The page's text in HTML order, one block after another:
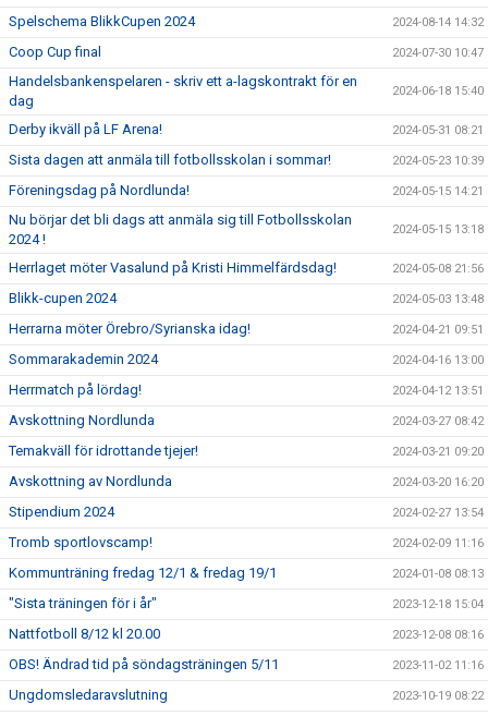
Spelschema BlikkCupen 2024 2024-08-14 14:32
Coop Cup final 2024-07-30 10:47
Handelsbankenspelaren - skriv ett a-lagskontrakt för en
dag
2024-06-18 15:40
Derby ikväll på LF Arena! 2024-05-31 08:21
Sista dagen att anmäla till fotbollsskolan i sommar! 2024-05-23 10:39
Föreningsdag på Nordlunda! 2024-05-15 14:21
Nu börjar det bli dags att anmäla sig till Fotbollsskolan
2024 !
2024-05-15 13:18
Herrlaget möter Vasalund på Kristi Himmelfärdsdag! 2024-05-08 21:56
Blikk-cupen 2024 2024-05-03 13:48
Herrarna möter Örebro/Syrianska idag! 2024-04-21 09:51
Sommarakademin 2024 2024-04-16 13:00
Herrmatch på lördag! 2024-04-12 13:51
Avskottning Nordlunda 2024-03-27 08:42
Temakväll för idrottande tjejer! 2024-03-21 09:20
Avskottning av Nordlunda 2024-03-20 16:20
Stipendium 2024 2024-02-27 13:54
Tromb sportlovscamp! 2024-02-09 11:16
Kommunträning fredag 12/1 & fredag 19/1 2024-01-08 08:13
"Sista träningen för i år" 2023-12-18 15:04
Nattfotboll 8/12 kl 20.00 2023-12-08 08:16
OBS! Ändrad tid på söndagsträningen 5/11 2023-11-02 11:16
Ungdomsledaravslutning 2023-10-19 08:22